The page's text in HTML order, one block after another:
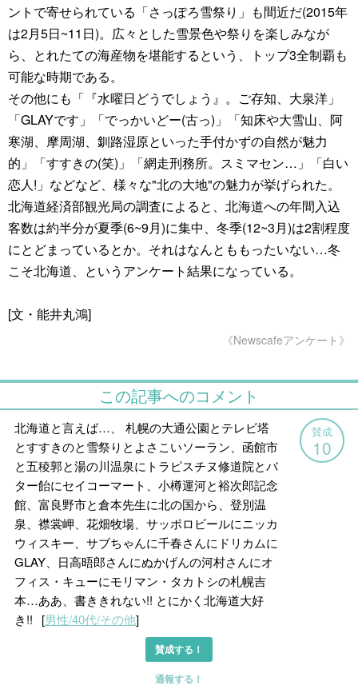
ントで寄せられている「さっぽろ雪祭り」も間近だ(2015年
は2月5日~11日)。広々とした雪景色や祭りを楽しみなが
ら、とれたての海産物を堪能するという、トップ3全制覇も
可能な時期である。
その他にも「『水曜日どうでしょう』。ご存知、大泉洋」
「GLAYです」「でっかいどー(古っ)」「知床や大雪山、阿
寒湖、摩周湖、釧路湿原といった手付かずの自然が魅力
的」「すすきの(笑)」「網走刑務所。スミマセン…」「白い
恋人!」などなど、様々な"北の大地"の魅力が挙げられた。
北海道経済部観光局の調査によると、北海道への年間入込
客数は約半分が夏季(6~9月)に集中、冬季(12~3月)は2割程度
にとどまっているとか。それはなんとももったいない…冬
こそ北海道、というアンケート結果になっている。
[文・能井丸鴻]
《Newscafeアンケート》